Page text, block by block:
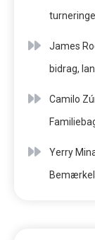
James
bidrag,
Camilo
Yerry